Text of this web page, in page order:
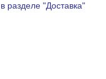
в разделе "Доставка"